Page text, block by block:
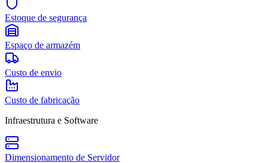
Estoque de segurança
Espaço de armazém
Custo de envio
Custo de fabricação
Infraestrutura e Software
Dimensionamento de Servidor